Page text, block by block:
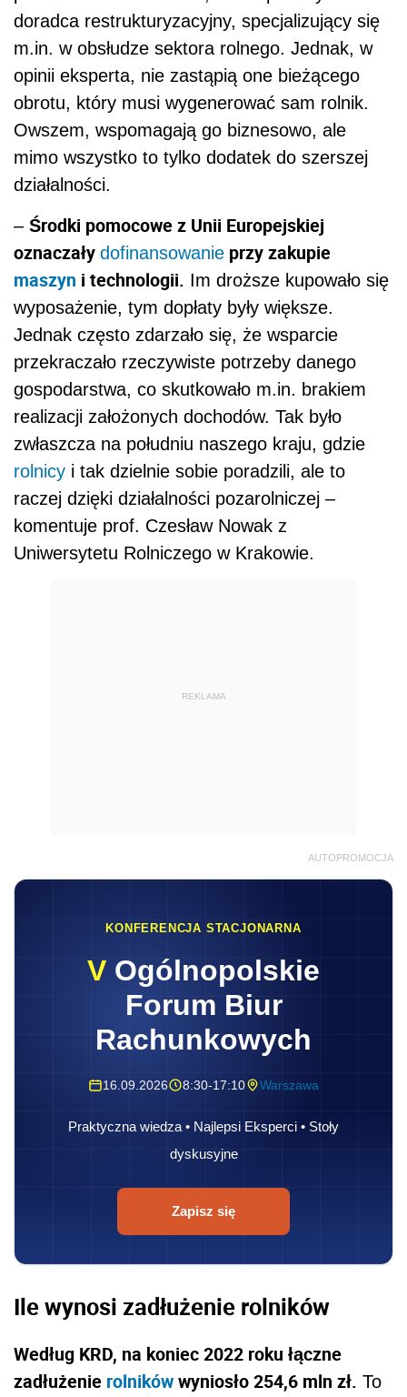
doradca restrukturyzacyjny, specjalizujący się
m.in. w obsłudze sektora rolnego. Jednak, w
opinii eksperta, nie zastąpią one bieżącego
obrotu, który musi wygenerować sam rolnik.
Owszem, wspomagają go biznesowo, ale
mimo wszystko to tylko dodatek do szerszej
działalności.
– Środki pomocowe z Unii Europejskiej
oznaczały dofinansowanie przy zakupie
maszyn i technologii. Im droższe kupowało się
wyposażenie, tym dopłaty były większe.
Jednak często zdarzało się, że wsparcie
przekraczało rzeczywiste potrzeby danego
gospodarstwa, co skutkowało m.in. brakiem
realizacji założonych dochodów. Tak było
zwłaszcza na południu naszego kraju, gdzie
rolnicy i tak dzielnie sobie poradzili, ale to
raczej dzięki działalności pozarolniczej –
komentuje prof. Czesław Nowak z
Uniwersytetu Rolniczego w Krakowie.
REKLAMA
AUTOPROMOCJA
KONFERENCJA STACJONARNA
V Ogólnopolskie
Forum Biur
Rachunkowych
16.09.2026 8:30-17:10 Warszawa
Praktyczna wiedza • Najlepsi Eksperci • Stoły
dyskusyjne
Zapisz się
Ile wynosi zadłużenie rolników
Według KRD, na koniec 2022 roku łączne
zadłużenie rolnikówwyniosło 254,6 mln zł. To